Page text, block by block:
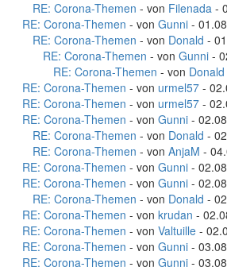
RE: Corona-Themen - von Filenada -
RE: Corona-Themen - von Gunni -
RE: Corona-Themen - von Donald -
RE: Corona-Themen - von Gunni -
RE: Corona-Themen - von Donald
RE: Corona-Themen - von urmel57 -
RE: Corona-Themen - von urmel57 -
RE: Corona-Themen - von Gunni -
RE: Corona-Themen - von Donald -
RE: Corona-Themen - von AnjaM -
RE: Corona-Themen - von Gunni -
RE: Corona-Themen - von Gunni -
RE: Corona-Themen - von Donald -
RE: Corona-Themen - von krudan -
RE: Corona-Themen - von Valtuille -
RE: Corona-Themen - von Gunni -
RE: Corona-Themen - von Gunni -